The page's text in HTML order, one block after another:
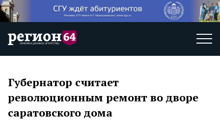
Губернатор считает
революционным ремонт во дворе
саратовского дома